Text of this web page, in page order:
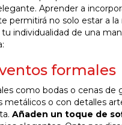
Aprender a
permitirá no solo estar a la
individualidad de una
formales
como bodas o cenas de
metálicos o con detalles
Añaden un toque de